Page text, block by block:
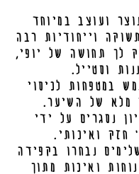
מלא / חלקי.
בתחתית העמוד.
ועוצב במיוחד
וייחודיות רבה
לך תחושה של יופי,
וסטייל.
במטפחות לכיסוי
מלא של השיער.
נסגרים על ידי
חזק ואיכותי.
נבחרו בקפידה
ואיכות מתוך